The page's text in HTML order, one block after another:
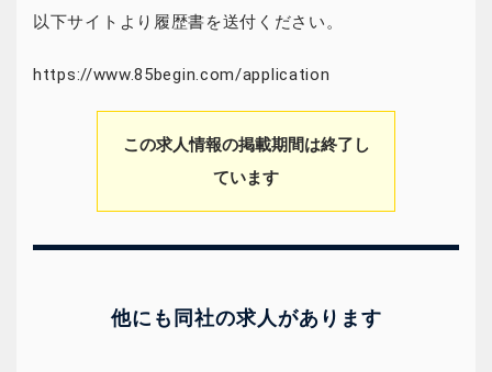
以下サイトより履歴書を送付ください。
https://www.85begin.com/application
この求人情報の掲載期間は終了し
ています
他にも同社の求人があります